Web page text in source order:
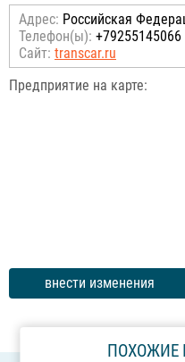
Адрес: Российcкая
Телефон(ы): +79255145066
Сайт: transcar.ru
Предприятие на карте:
внести изменения
ПОХОЖИЕ